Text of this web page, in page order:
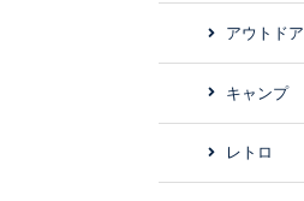
アウトドア
キャンプ
レトロ